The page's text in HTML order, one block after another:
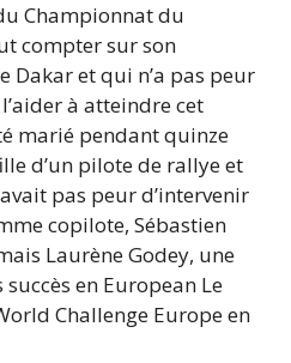
Championnat du
compter sur son
Dakar et qui n’a pas peur
à atteindre cet
marié pendant quinze
d’un pilote de rallye et
pas peur d’intervenir
copilote, Sébastien
Laurène Godey, une
en European Le
Challenge Europe en